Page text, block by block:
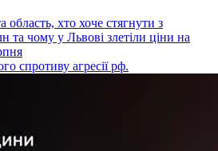
область, хто хоче стягнути з
та чому у Львові злетіли ціни на
спротиву агресії рф.